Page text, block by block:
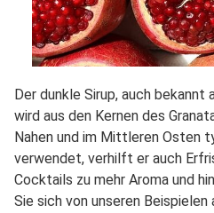
Der dunkle Sirup, auch
wird aus den Kernen des
Nahen und im Mittleren Osten
verwendet, verhilft er auch
Cocktails zu mehr Aroma und
Sie sich von unseren